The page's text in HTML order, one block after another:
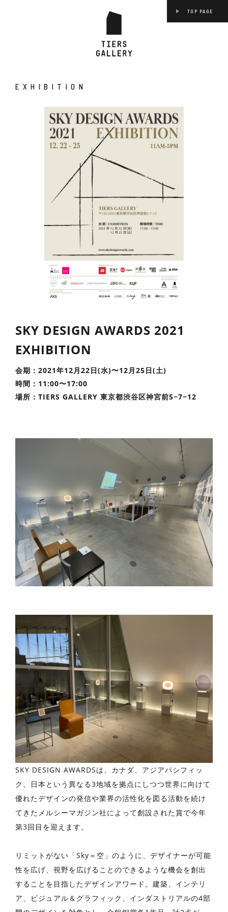
TOP PAGE
EXHIBITION
SKY DESIGN AWARDS 2021
EXHIBITION
会期：2021年12月22日(水)〜12月25日(土)
時間：11:00〜17:00
場所：TIERS GALLERY 東京都渋谷区神宮前5−7−12
SKY DESIGN AWARDSは、カナダ、アジアパシフィッ
ク、日本という異なる3地域を拠点にしつつ世界に向けて
優れたデザインの発信や業界の活性化を図る活動を続け
てきたメルシーマガジン社によって創設された賞で今年
第3回目を迎えます。
リミットがない「Sky＝空」のように、デザイナーが可能
性を広げ、視野を広げることのできるような機会を創出
することを目指したデザインアワード。建築、インテリ
ア、ビジュアル＆グラフィック、インダストリアルの4部